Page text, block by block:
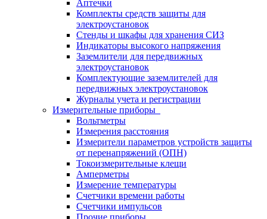
Аптечки
Комплекты средств защиты для
электроустановок
Стенды и шкафы для хранения СИЗ
Индикаторы высокого напряжения
Заземлители для передвижных
электроустановок
Комплектующие заземлителей для
передвижных электроустановок
Журналы учета и регистрации
Измерительные приборы
Вольтметры
Измерения расстояния
Измерители параметров устройств защиты
от перенапряжений (ОПН)
Токоизмерительные клещи
Амперметры
Измерение температуры
Счетчики времени работы
Счетчики импульсов
Прочие приборы